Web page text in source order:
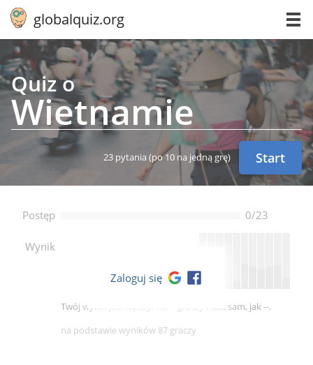
globalquiz.org
Quiz o
Wiet­na­mie
23 pytania (po 10 na jedną grę) Start
Postęp 0/23
Wynik --
Twój wynik jest lepszy, niż -- graczy i taki sam, jak --.
na podstawie wyników 87 graczy
Zaloguj się